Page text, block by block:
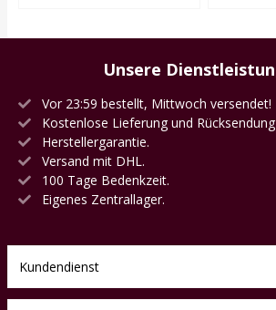
Unsere
Vor 23:59 bestellt, Mittwoch versendet!
Kostenlose Lieferung und
Herstellergarantie.
Versand mit DHL.
100 Tage Bedenkzeit.
Eigenes Zentrallager.
Kundendienst